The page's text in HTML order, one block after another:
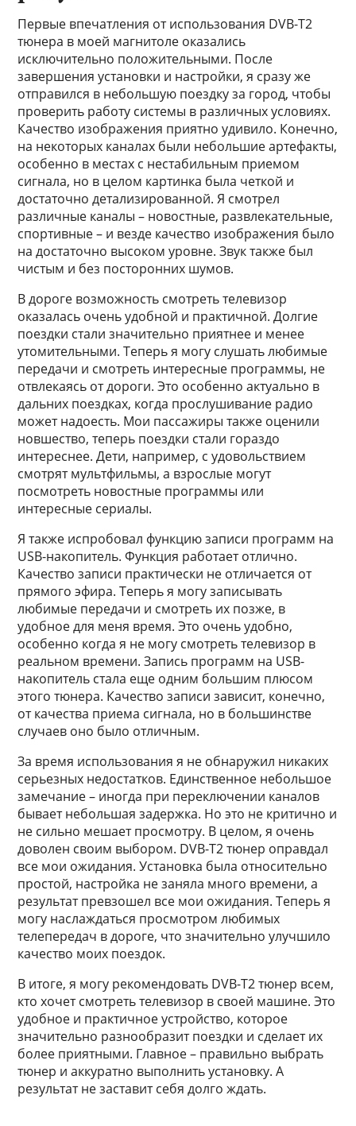
Первые впечатления от использования DVB-T2
тюнера в моей магнитоле оказались
исключительно положительными. После
завершения установки и настройки, я сразу же
отправился в небольшую поездку за город, чтобы
проверить работу системы в различных условиях.
Качество изображения приятно удивило. Конечно,
на некоторых каналах были небольшие артефакты,
особенно в местах с нестабильным приемом
сигнала, но в целом картинка была четкой и
достаточно детализированной. Я смотрел
различные каналы – новостные, развлекательные,
спортивные – и везде качество изображения было
на достаточно высоком уровне. Звук также был
чистым и без посторонних шумов.
В дороге возможность смотреть телевизор
оказалась очень удобной и практичной. Долгие
поездки стали значительно приятнее и менее
утомительными. Теперь я могу слушать любимые
передачи и смотреть интересные программы, не
отвлекаясь от дороги. Это особенно актуально в
дальних поездках, когда прослушивание радио
может надоесть. Мои пассажиры также оценили
новшество, теперь поездки стали гораздо
интереснее. Дети, например, с удовольствием
смотрят мультфильмы, а взрослые могут
посмотреть новостные программы или
интересные сериалы.
Я также испробовал функцию записи программ на
USB-накопитель. Функция работает отлично.
Качество записи практически не отличается от
прямого эфира. Теперь я могу записывать
любимые передачи и смотреть их позже, в
удобное для меня время. Это очень удобно,
особенно когда я не могу смотреть телевизор в
реальном времени. Запись программ на USB-
накопитель стала еще одним большим плюсом
этого тюнера. Качество записи зависит, конечно,
от качества приема сигнала, но в большинстве
случаев оно было отличным.
За время использования я не обнаружил никаких
серьезных недостатков. Единственное небольшое
замечание – иногда при переключении каналов
бывает небольшая задержка. Но это не критично и
не сильно мешает просмотру. В целом, я очень
доволен своим выбором. DVB-T2 тюнер оправдал
все мои ожидания. Установка была относительно
простой, настройка не заняла много времени, а
результат превзошел все мои ожидания. Теперь я
могу наслаждаться просмотром любимых
телепередач в дороге, что значительно улучшило
качество моих поездок.
В итоге, я могу рекомендовать DVB-T2 тюнер всем,
кто хочет смотреть телевизор в своей машине. Это
удобное и практичное устройство, которое
значительно разнообразит поездки и сделает их
более приятными. Главное – правильно выбрать
тюнер и аккуратно выполнить установку. А
результат не заставит себя долго ждать.